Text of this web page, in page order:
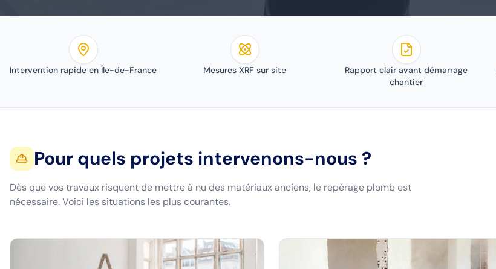
Intervention rapide en Île-de-France Mesures XRF sur site
Rapport clair avant démarrage
chantier
Pour quels projets intervenons-nous ?
Dès que vos travaux risquent de mettre à nu des matériaux anciens, le repérage plomb est
nécessaire. Voici les situations les plus courantes.